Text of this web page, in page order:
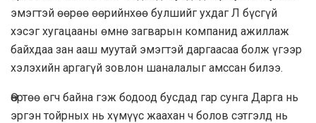
эмэгтэй өөрөө өөрийнхөө булшийг ухдаг Л бүсгүй
хэсэг хугацааны өмнө загварын компанид ажиллаж
байхдаа зан ааш муутай эмэгтэй даргаасаа болж үгээр
хэлэхийн аргагүй зовлон шаналалыг амссан билээ.
Өөртөө өгч байна гэж бодоод бусдад гар сунга Дарга нь
эргэн тойрных нь хүмүүс жаахан ч болов сэтгэлд нь